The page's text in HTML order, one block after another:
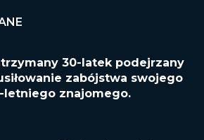
30-latek podejrzany
zabójstwa swojego
letniego znajomego.